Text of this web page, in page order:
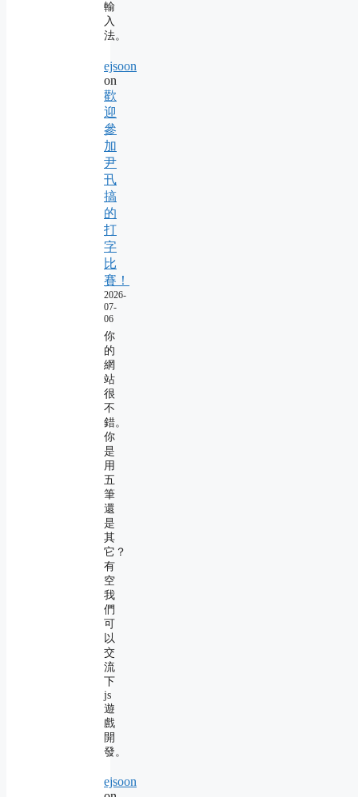
輸
入
法。
ejsoon
on
歡
迎
參
加
尹
卂
搞
的
打
字
比
賽！
2026-
07-
06
你
的
網
站
很
不
錯。
你
是
用
五
筆
還
是
其
它？
有
空
我
們
可
以
交
流
下
js
遊
戲
開
發。
ejsoon